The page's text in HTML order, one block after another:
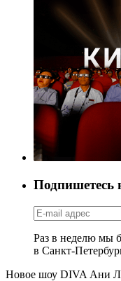
Подпишетесь
Раз в неделю мы
в Санкт-
Новое шоу DIVA Ани